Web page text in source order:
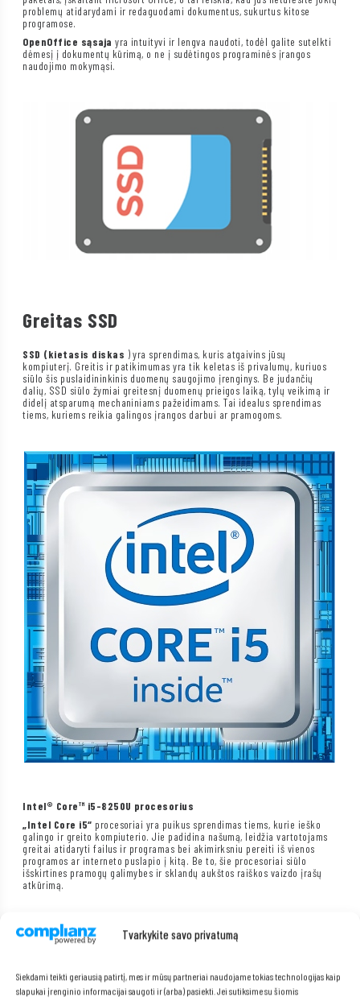
Tvarkykite savo privatumą
Siekdami teikti geriausią patirtį, mes ir mūsų partneriai naudojame tokias technologijas kaip
slapukai įrenginio informacijai saugoti ir (arba) pasiekti. Jei sutiksime su šiomis
problemų atidarydami ir redaguodami dokumentus, sukurtus kitose
programose.
OpenOffice sąsaja yra intuityvi ir lengva naudoti, todėl galite sutelkti
dėmesį į dokumentų kūrimą, o ne į sudėtingos programinės įrangos
naudojimo mokymąsi.
Greitas SSD
SSD (kietasis diskas ) yra sprendimas, kuris atgaivins jūsų
kompiuterį. Greitis ir patikimumas yra tik keletas iš privalumų, kuriuos
siūlo šis puslaidininkinis duomenų saugojimo įrenginys. Be judančių
dalių, SSD siūlo žymiai greitesnį duomenų prieigos laiką, tylų veikimą ir
didelį atsparumą mechaniniams pažeidimams. Tai idealus sprendimas
tiems, kuriems reikia galingos įrangos darbui ar pramogoms.
Intel® Core™ i5-8250U procesorius
„Intel Core i5“ procesoriai yra puikus sprendimas tiems, kurie ieško
galingo ir greito kompiuterio. Jie padidina našumą, leidžia vartotojams
greitai atidaryti failus ir programas bei akimirksniu pereiti iš vienos
programos ar interneto puslapio į kitą. Be to, šie procesoriai siūlo
išskirtines pramogų galimybes ir sklandų aukštos raiškos vaizdo įrašų
atkūrimą.